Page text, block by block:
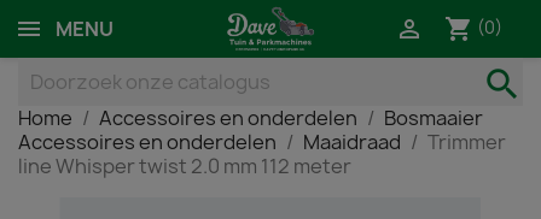
MENU  shopping_cart (0)
search
Home Accessoires en onderdelen
Bosmaaier
Accessoires en onderdelen
Maaidraad
Trimmer
line Whisper twist 2.0 mm 112 meter